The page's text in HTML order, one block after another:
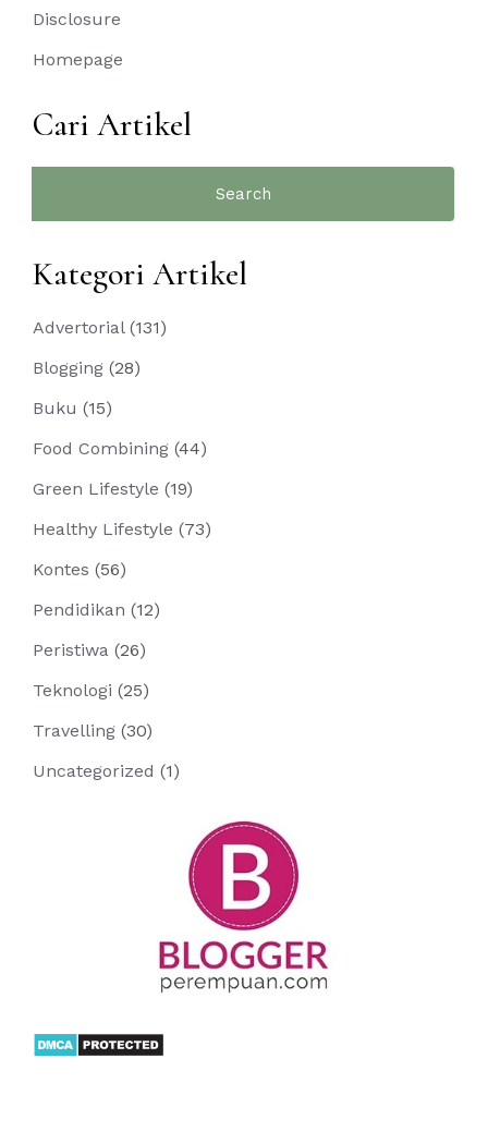
Disclosure
Homepage
Cari Artikel
Kategori Artikel
Advertorial(131)
Blogging (28)
Buku (15)
Food Combining (44)
Green Lifestyle (19)
Healthy Lifestyle (73)
Kontes (56)
Pendidikan (12)
Peristiwa (26)
Teknologi (25)
Travelling (30)
Uncategorized (1)